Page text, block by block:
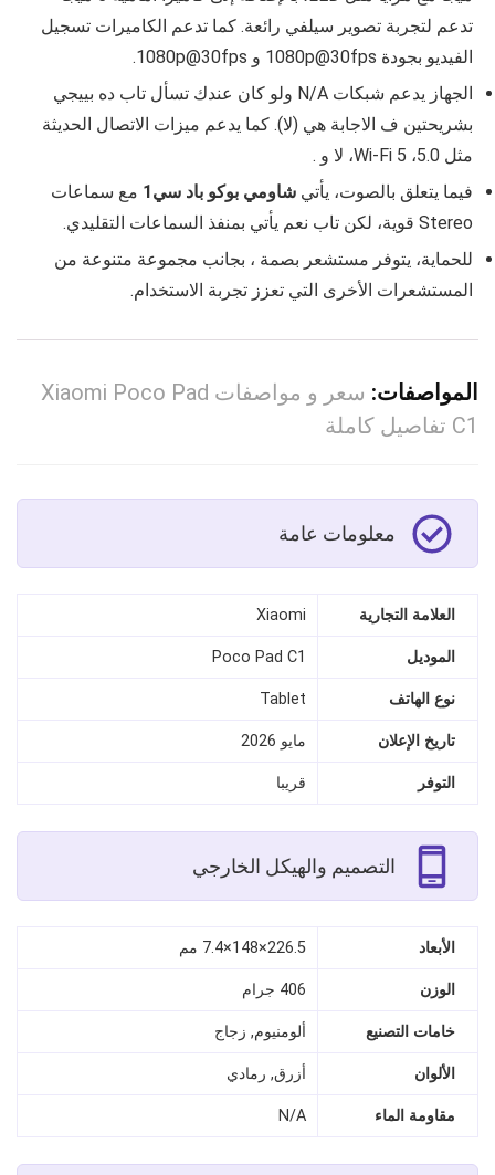
تدعم لتجربة تصوير سيلفي رائعة. كما تدعم الكاميرات تسجيل
الفيديو بجودة 1080p@30fps و 1080p@30fps.
الجهاز يدعم شبكات N/A ولو كان عندك تسأل تاب ده بييجي
بشريحتين ف الاجابة هي (لا). كما يدعم ميزات الاتصال الحديثة
مثل 5.0، Wi-Fi 5، لا و .
فيما يتعلق بالصوت، يأتي شاومي بوكو باد سي1
مع سماعات
Stereo قوية، لكن تاب نعم يأتي بمنفذ السماعات التقليدي.
للحماية، يتوفر مستشعر بصمة ، بجانب مجموعة متنوعة من
المستشعرات الأخرى التي تعزز تجربة الاستخدام.
المواصفات:
سعر و مواصفات Xiaomi Poco Pad
C1 تفاصيل كاملة
معلومات عامة
العلامة التجارية Xiaomi
الموديل Poco Pad C1
نوع الهاتف Tablet
تاريخ الإعلان مايو 2026
التوفر قريبا
التصميم والهيكل الخارجي
الأبعاد 226.5×148×7.4 مم
الوزن 406 جرام
خامات التصنيع ألومنيوم, زجاج
الألوان أزرق, رمادي
مقاومة الماء N/A